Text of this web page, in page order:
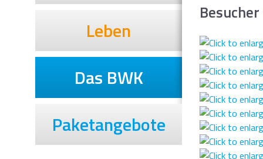
Leben
Das BWK
Paketangebote